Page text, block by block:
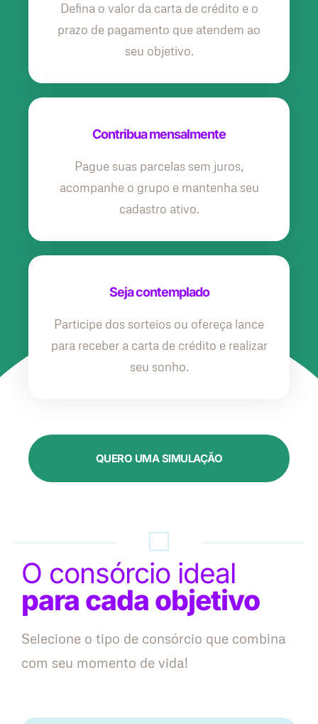
Defina o valor da carta de crédito e o
prazo de pagamento que atendem ao
seu objetivo.
Contribua mensalmente
Pague suas parcelas sem juros,
acompanhe o grupo e mantenha seu
cadastro ativo.
Seja contemplado
Participe dos sorteios ou ofereça lance
para receber a carta de crédito e realizar
seu sonho.
QUERO UMA SIMULAÇÃO
O consórcio ideal
para cada objetivo
Selecione o tipo de consórcio que combina
com seu momento de vida!